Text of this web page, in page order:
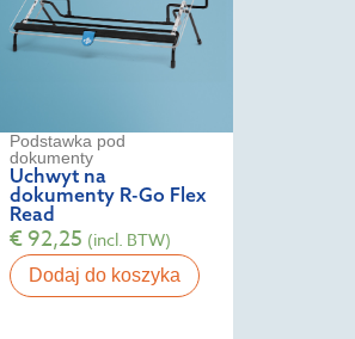
Podstawka pod
dokumenty
Uchwyt na
dokumenty R-Go Flex
Read
€92,25 (incl. BTW)
Dodaj do koszyka